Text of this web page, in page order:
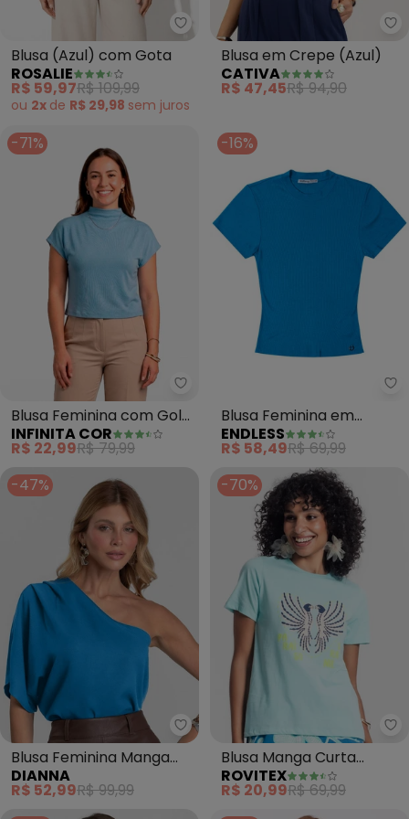
Rosalie - Blusa (Azul) com Gota
Blusa (Azul) com Gota
ROSALIE
R$ 59,97R$ 109,99
ou 2x de R$ 29,98 sem juros
Blusa em Crepe (Azul)
CATIVA
R$ 47,45R$ 94,90
-71%
Infinita Cor - Blusa Feminina
Blusa Feminina com Gola
Chaminé (Azul)
INFINITA COR
R$ 22,99R$ 79,99
-16%
Blusa Feminina em
Ribana (Azul)
ENDLESS
R$ 58,49R$ 69,99
-47%
Dianna - Blusa Feminina
Blusa Feminina Manga
Única 7/8 (Azul)
DIANNA
R$ 52,99R$ 99,99
-70%
Blusa Manga Curta
Feminina (Azul)
ROVITEX
R$ 20,99R$ 69,99